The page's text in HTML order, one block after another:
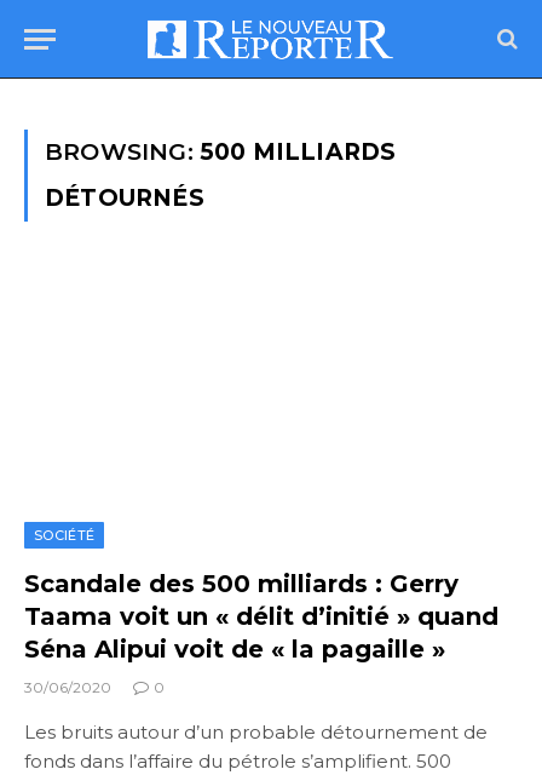
BROWSING: 500 MILLIARDS
DÉTOURNÉS
SOCIÉTÉ
Scandale des 500 milliards : Gerry
Taama voit un « délit d’initié » quand
Séna Alipui voit de « la pagaille »
30/06/2020 0
Les bruits autour d’un probable détournement de
fonds dans l’affaire du pétrole s’amplifient. 500